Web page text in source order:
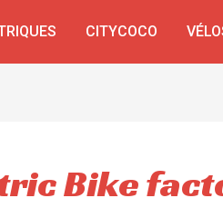
CITYCOCO
Bike